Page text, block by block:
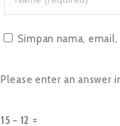
Simpan nama,
Please enter an answer
15 − 12 =